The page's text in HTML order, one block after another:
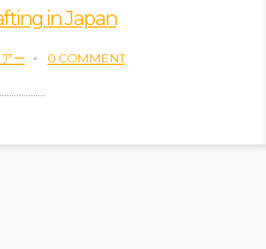
in Japan
ー 0 COMMENT